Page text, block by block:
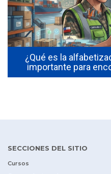
¿Qué es la
importante para
SECCIONES DEL SITIO
Cursos